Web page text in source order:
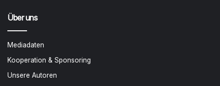
Über uns
Mediadaten
Kooperation & Sponsoring
Unsere Autoren